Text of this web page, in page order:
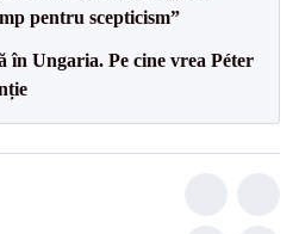
pentru scepticism”
Ungaria. Pe cine vrea Péter